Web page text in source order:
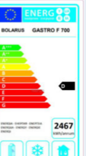
Žádný titulek